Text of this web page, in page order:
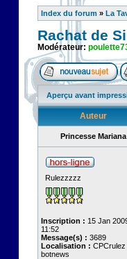
Index du forum » La
Rachat de
Modérateur:
Aperçu avant
Auteur
Princesse Mariana
Rulezzzzz
Inscription : 15 Jan
11:52
Message(s) : 3689
Localisation : CPCrulez
botnews